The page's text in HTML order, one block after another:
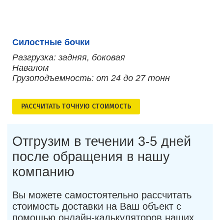
Силостные бочки
Разгрузка: задняя, боковая
Навалом
Грузоподъемность: от 24 до 27 тонн
РАСCЧИТАТЬ ТОЧНУЮ СТОИМОСТЬ
Отгрузим в течении 3-5 дней
после обращения в нашу
компанию
Вы можете самостоятельно рассчитать
стоимость доставки на Ваш объект с
помощью онлайн-калькуляторов наших